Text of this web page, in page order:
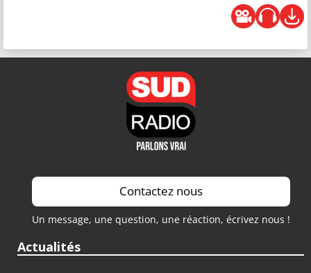
Contactez nous
Un message, une question, une réaction, écrivez nous !
Actualités